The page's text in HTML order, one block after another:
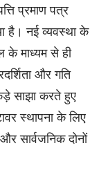
प्रमाण पत्र
है। नई व्यवस्था के
के माध्यम से ही
और गति
साझा करते हुए
स्थापना के लिए
सार्वजनिक दोनों